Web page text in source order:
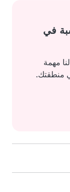
في
مهمة
منطقتك.